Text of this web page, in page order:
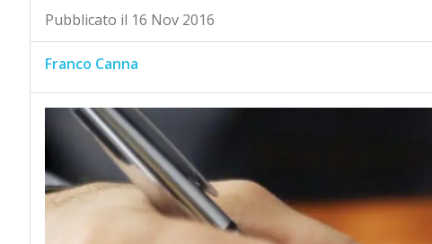
Pubblicato il 16 Nov 2016
Franco Canna